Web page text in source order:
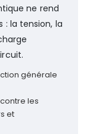
ne rend
: la tension, la
générale
les
et